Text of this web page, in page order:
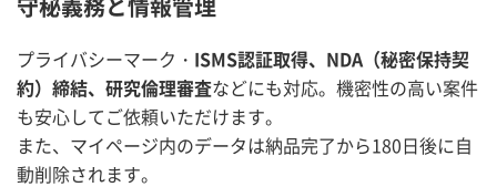
守秘義務と情報管理
プライバシーマーク・
ISMS認証取得、NDA（秘密保持契
約）締結、研究倫理審査などにも対応。機密性の高い案件
も安心してご依頼いただけます。
また、マイページ内のデータは納品完了から180日後に自
動削除されます。